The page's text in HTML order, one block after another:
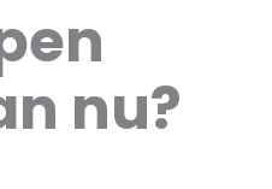
nu?